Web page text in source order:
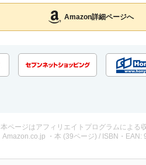
Amazon詳細ページへ
本ページはアフィリエイトプログラムによる
Amazon.co.jp ・本 (39ページ) / ISBN・EAN: